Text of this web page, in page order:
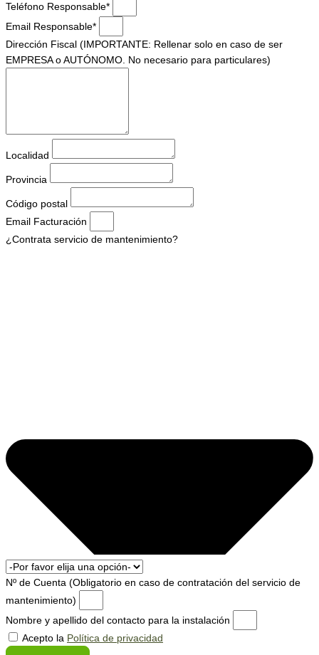
Teléfono Responsable*
Email Responsable*
Dirección Fiscal (IMPORTANTE: Rellenar solo en caso de ser
EMPRESA o AUTÓNOMO. No necesario para particulares)
Localidad
Provincia
Código postal
Email Facturación
¿Contrata servicio de mantenimiento?
Nº de Cuenta (Obligatorio en caso de contratación del servicio de
mantenimiento)
Nombre y apellido del contacto para la instalación
Acepto la Política de privacidad